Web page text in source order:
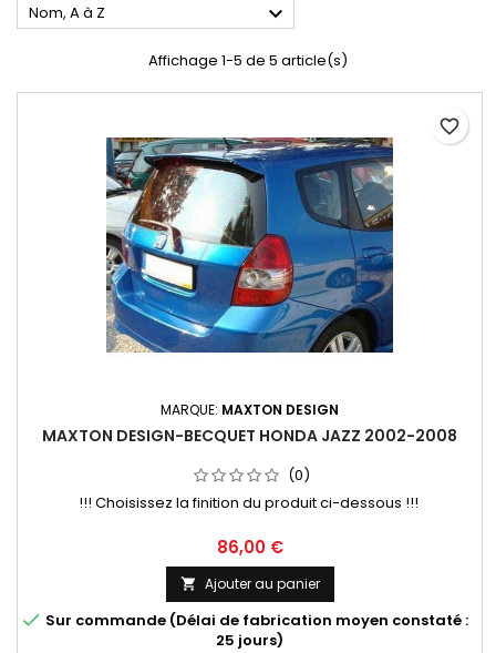
Nom, A à Z 
Affichage 1-5 de 5 article(s)
MARQUE: MAXTON DESIGN
MAXTON DESIGN-BECQUET HONDA JAZZ 2002-2008
(0)
!!! Choisissez la finition du produit ci-dessous !!!
Prix
86,00 €
 Ajouter au panier
 Sur commande (Délai de fabrication moyen constaté :
25 jours)
favorite_border